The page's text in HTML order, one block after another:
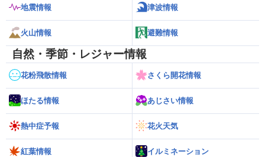
地震情報 津波情報
火山情報 避難情報
自然・季節・レジャー情報
花粉飛散情報 さくら開花情報
ほたる情報 あじさい情報
熱中症予報 花火天気
紅葉情報 イルミネーション